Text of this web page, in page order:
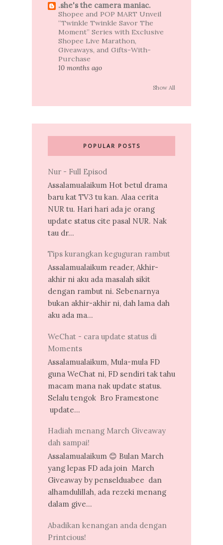
.she's the camera maniac.
Shopee and POP MART Unveil
“Twinkle Twinkle Savor The
Moment” Series with Exclusive
Shopee Live Marathon,
Giveaways, and Gifts-With-
Purchase
10 months ago
Show All
POPULAR POSTS
Nur - Full Episod
Assalamualaikum Hot betul drama
baru kat TV3 tu kan. Alaa cerita
NUR tu. Hari hari ada je orang
update status cite pasal NUR. Nak
tau dr...
Tips kurangkan keguguran rambut
Assalamualaikum reader, Akhir-
akhir ni aku ada masalah sikit
dengan rambut ni. Sebenarnya
bukan akhir-akhir ni, dah lama dah
aku ada ma...
WeChat - cara update status di
Moments
Assalamualaikum, Mula-mula FD
guna WeChat ni, FD sendiri tak tahu
macam mana nak update status.
Selalu tengok Bro Framestone
update...
Hadiah menang March Giveaway
dah sampai!
Assalamualaikum 😊 Bulan March
yang lepas FD ada join March
Giveaway by penselduabee dan
alhamdulillah, ada rezeki menang
dalam give...
Abadikan kenangan anda dengan
Printcious!